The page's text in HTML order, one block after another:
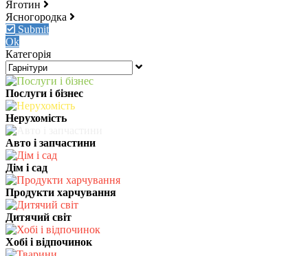
Яготин
Ясногородка
Submit
Ok
Категорія
Послуги і бізнес
Нерухомість
Авто і запчастини
Дім і сад
Продукти харчування
Дитячий світ
Хобі і відпочинок